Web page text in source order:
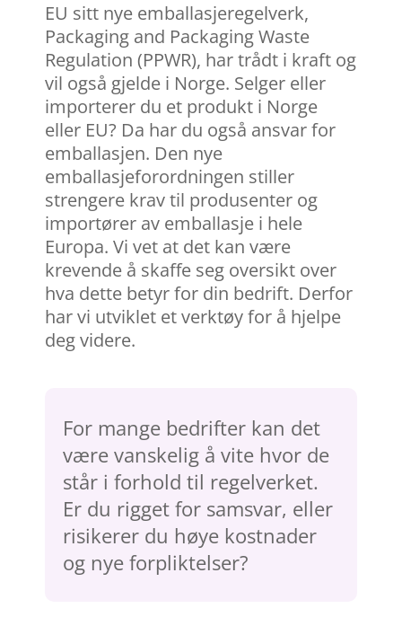
EU sitt nye emballasjeregelverk,
Packaging and Packaging Waste
Regulation (PPWR), har trådt i kraft og
vil også gjelde i Norge. Selger eller
importerer du et produkt i Norge
eller EU? Da har du også ansvar for
emballasjen. Den nye
emballasjeforordningen stiller
strengere krav til produsenter og
importører av emballasje i hele
Europa. Vi vet at det kan være
krevende å skaffe seg oversikt over
hva dette betyr for din bedrift. Derfor
har vi utviklet et verktøy for å hjelpe
deg videre.
For mange bedrifter kan det
være vanskelig å vite hvor de
står i forhold til regelverket.
Er du rigget for samsvar, eller
risikerer du høye kostnader
og nye forpliktelser?